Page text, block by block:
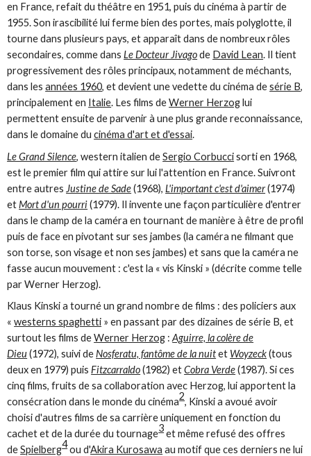
en France, refait du théâtre en 1951, puis du cinéma à partir de
1955. Son irascibilité lui ferme bien des portes, mais polyglotte, il
tourne dans plusieurs pays, et apparaît dans de nombreux rôles
secondaires, comme dansLe Docteur Jivagode David Lean. Il tient
progressivement des rôles principaux, notamment de méchants,
dans lesannées 1960, et devient une vedette du cinéma desérie B,
principalement en Italie. Les films deWerner Herzoglui
permettent ensuite de parvenir à une plus grande reconnaissance,
dans le domaine ducinéma d'art et d'essai.
Le Grand Silence, western italien deSergio Corbuccisorti en 1968,
est le premier film qui attire sur lui l'attention en France. Suivront
entre autres Justine de Sade(1968),L'important c'est d'aimer(1974)
etMort d'un pourri(1979). Il invente une façon particulière d'entrer
dans le champ de la caméra en tournant de manière à être de profil
puis de face en pivotant sur ses jambes (la caméra ne filmant que
son torse, son visage et non ses jambes) et sans que la caméra ne
fasse aucun mouvement : c'est la « vis Kinski » (décrite comme telle
par Werner Herzog).
Klaus Kinski a tourné un grand nombre de films : des policiers aux
«westerns spaghetti » en passant par des dizaines de série B, et
surtout les films deWerner Herzog :Aguirre, la colère de
Dieu(1972), suivi deNosferatu, fantôme de la nuitet Woyzeck(tous
deux en 1979) puisFitzcarraldo(1982) etCobra Verde(1987). Si ces
cinq films, fruits de sa collaboration avec Herzog, lui apportent la
consécration dans le monde du cinéma2, Kinski a avoué avoir
choisi d'autres films de sa carrière uniquement en fonction du
cachet et de la durée du tournage3et même refusé des offres
deSpielberg4ou d'Akira Kurosawa au motif que ces derniers ne lui